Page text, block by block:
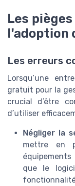
Les
l'adoption
Les erreurs
Lorsqu’une
gratuit pour la
crucial d’être
d’utiliser
Négliger la
mettre en
que le